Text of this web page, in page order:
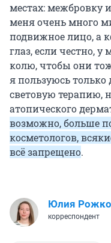
местах: межбровку
меня очень много
подвижное лицо, а
глаз, если честно,
колю, чтобы они
я пользуюсь
световую терапию,
атопического
возможно, больше
косметологов,
всё запрещено.
Юлия
корреспондент